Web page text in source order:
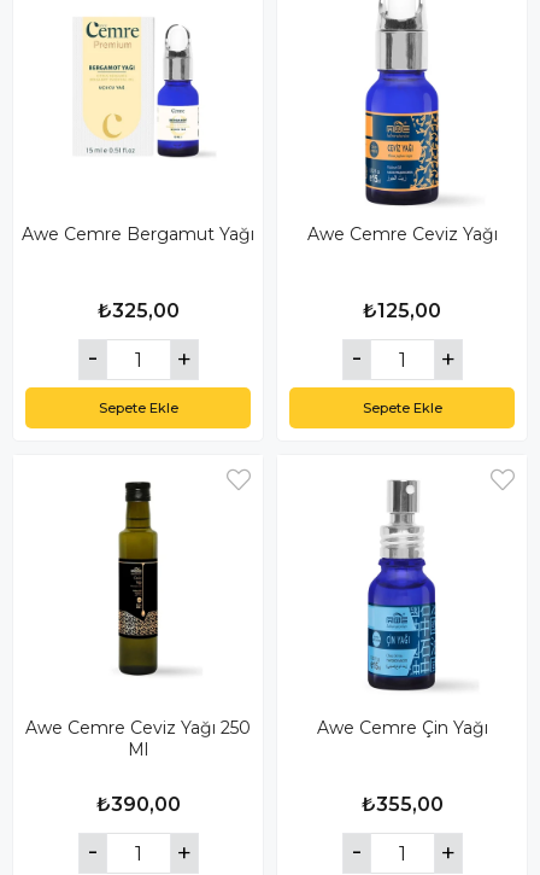
Awe Cemre Bergamut Yağı
₺325,00
Sepete Ekle
Awe Cemre Ceviz Yağı
₺125,00
Sepete Ekle
Awe Cemre Ceviz Yağı 250
Ml
₺390,00
Awe Cemre Çin Yağı
₺355,00